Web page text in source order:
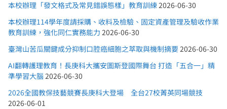
本校辦理「發文格式及常見錯誤態樣」教育訓練2026-06-30
本校辦理114學年度請採購、收料及檢驗、固定資產管理及驗收作業
教育訓練，強化同仁實務能力 2026-06-30
臺灣山苦瓜關鍵成分抑制口腔癌細胞之萃取與機制摘要2026-06-30
AI翻轉護理教育！長庚科大攜安圖斯登國際舞台 打造「五合一」精
準學習大腦 2026-06-30
2026全國教保技藝競賽長庚科大登場 全台27校菁英同場競技
2026-06-01